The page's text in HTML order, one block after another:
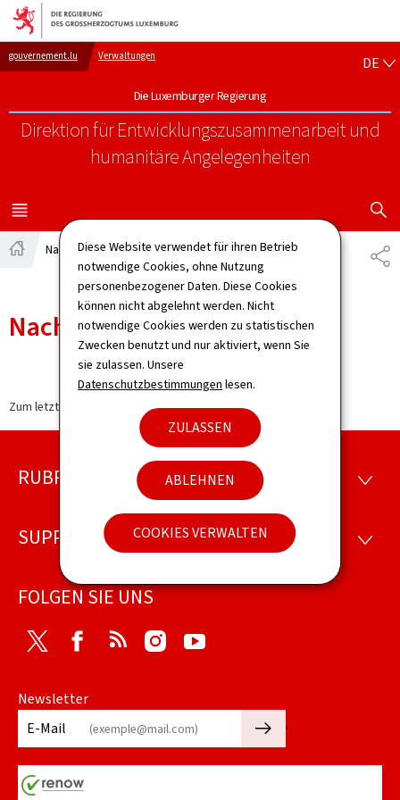
Diese Website verwendet für ihren Betrieb
notwendige Cookies, ohne Nutzung
personenbezogener Daten. Diese Cookies
können nicht abgelehnt werden. Nicht
notwendige Cookies werden zu statistischen
Zwecken benutzt und nur aktiviert, wenn Sie
sie zulassen. Unsere
Datenschutzbestimmungen lesen.
ZULASSEN
ABLEHNEN
COOKIES VERWALTEN
Zur Hauptnavigation
Zum Inhalt
gouvernement.lu Verwaltungen
Die Luxemburger Regierung
Direktion für Entwicklungszusammenarbeitund
humanitäre Angelegenheiten
DE
MENÜ
HAUPT-
Nachrichten
Nachrichten
Zum letzten Mal aktualisiert am13.11.2025
Footer
RUBRIKEN
SUPPORT
FOLGEN SIE UNS
Twitter Facebook
RSS Instagram
Newsletter
E-Mail
🡒